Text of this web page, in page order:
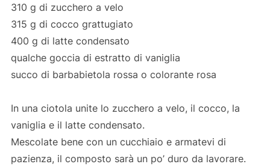
310 g di zucchero a velo
315 g di cocco grattugiato
400 g di latte condensato
qualche goccia di estratto di vaniglia
succo di barbabietola rossa o colorante rosa
In una ciotola unite lo zucchero a velo, il cocco, la
vaniglia e il latte condensato.
Mescolate bene con un cucchiaio e armatevi di
pazienza, il composto sarà un po’ duro da lavorare.